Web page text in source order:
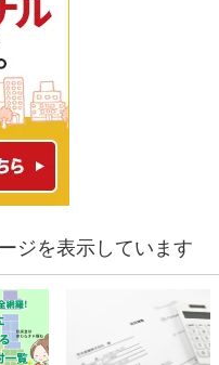
ジを表示しています